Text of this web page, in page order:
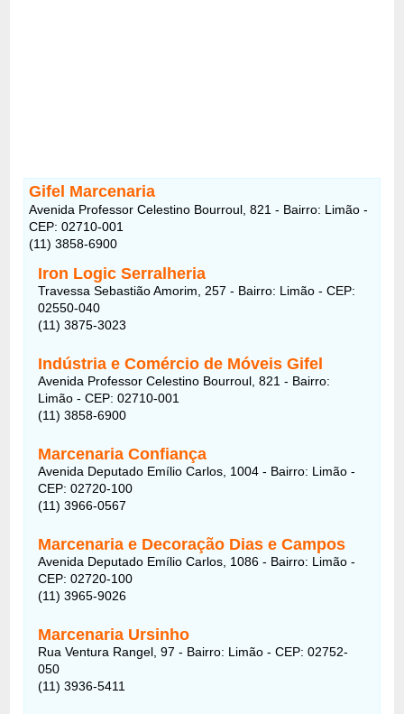
Gifel Marcenaria
Avenida Professor Celestino Bourroul, 821 - Bairro: Limão -
CEP: 02710-001
(11) 3858-6900
Iron Logic Serralheria
Travessa Sebastião Amorim, 257 - Bairro: Limão - CEP:
02550-040
(11) 3875-3023
Indústria e Comércio de Móveis Gifel
Avenida Professor Celestino Bourroul, 821 - Bairro:
Limão - CEP: 02710-001
(11) 3858-6900
Marcenaria Confiança
Avenida Deputado Emílio Carlos, 1004 - Bairro: Limão -
CEP: 02720-100
(11) 3966-0567
Marcenaria e Decoração Dias e Campos
Avenida Deputado Emílio Carlos, 1086 - Bairro: Limão -
CEP: 02720-100
(11) 3965-9026
Marcenaria Ursinho
Rua Ventura Rangel, 97 - Bairro: Limão - CEP: 02752-
050
(11) 3936-5411